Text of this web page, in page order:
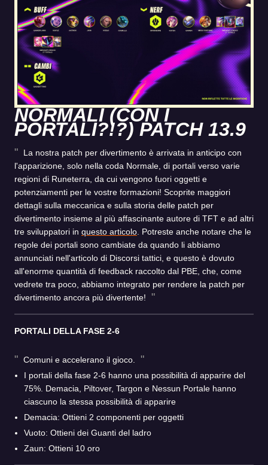
NORMALI (CON I
PORTALI?!?) PATCH 13.9
La nostra patch per divertimento è arrivata in anticipo con
l'apparizione, solo nella coda Normale, di portali verso varie
regioni di Runeterra, da cui vengono fuori oggetti e
potenziamenti per le vostre formazioni! Scoprite maggiori
dettagli sulla meccanica e sulla storia delle patch per
divertimento insieme al più affascinante autore di TFT e ad altri
tre sviluppatori in questo articolo . Potreste anche notare che le
regole dei portali sono cambiate da quando li abbiamo
annunciati nell'articolo di Discorsi tattici, e questo è dovuto
all'enorme quantità di feedback raccolto dal PBE, che, come
vedrete tra poco, abbiamo integrato per rendere la patch per
divertimento ancora più divertente!
PORTALI DELLA FASE 2-6
Comuni e accelerano il gioco.
I portali della fase 2-6 hanno una possibilità di apparire del
75%. Demacia, Piltover, Targon e Nessun Portale hanno
ciascuno la stessa possibilità di apparire
Demacia: Ottieni 2 componenti per oggetti
Vuoto: Ottieni dei Guanti del ladro
Zaun: Ottieni 10 oro